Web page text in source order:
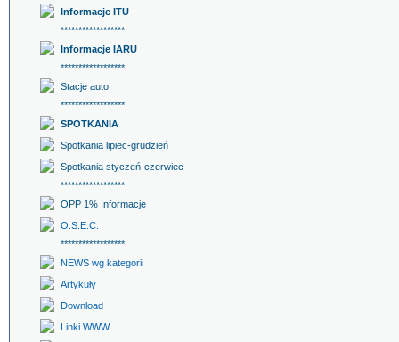
Informacje ITU
******************
Informacje IARU
******************
Stacje auto
******************
SPOTKANIA
Spotkania lipiec-grudzień
Spotkania styczeń-czerwiec
******************
OPP 1% Informacje
O.S.E.C.
******************
NEWS wg kategorii
Artykuły
Download
Linki WWW